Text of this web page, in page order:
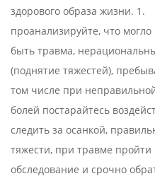
здорового образа жизни.
проанализируйте, что
быть травма,
(поднятие тяжестей),
том числе при
болей постарайтесь
следить за осанкой,
тяжести, при травме пройти
обследование и срочно